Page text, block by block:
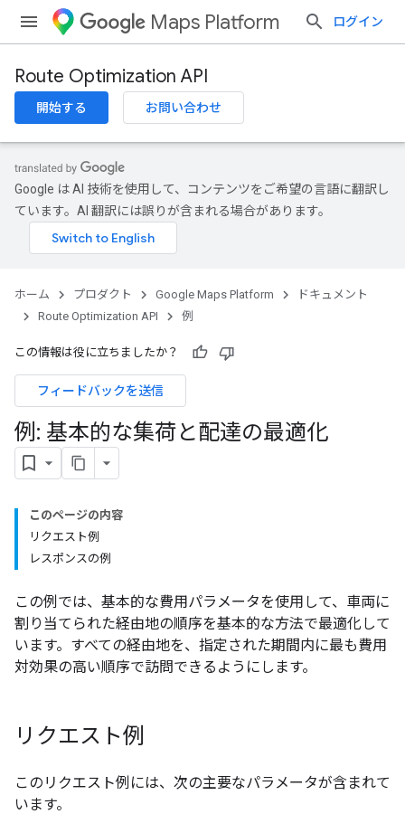
Maps Platform ログイン
Route Optimization API
開始する お問い合わせ
Google は AI 技術を使用して、コンテンツをご希望の言語に翻訳し
ています。AI 翻訳には誤りが含まれる場合があります。
ホーム プロダクト Google Maps Platform
ドキュメント
Route Optimization API
例
この情報は役に立ちましたか？
フィードバックを送信
例: 基本的な集荷と配達の最適化
このページの内容
リクエスト例
レスポンスの例
この例では、基本的な費用パラメータを使用して、車両に
割り当てられた経由地の順序を基本的な方法で最適化して
います。すべての経由地を、指定された期間内に最も費用
対効果の高い順序で訪問できるようにします。
リクエスト例
このリクエスト例には、次の主要なパラメータが含まれて
います。